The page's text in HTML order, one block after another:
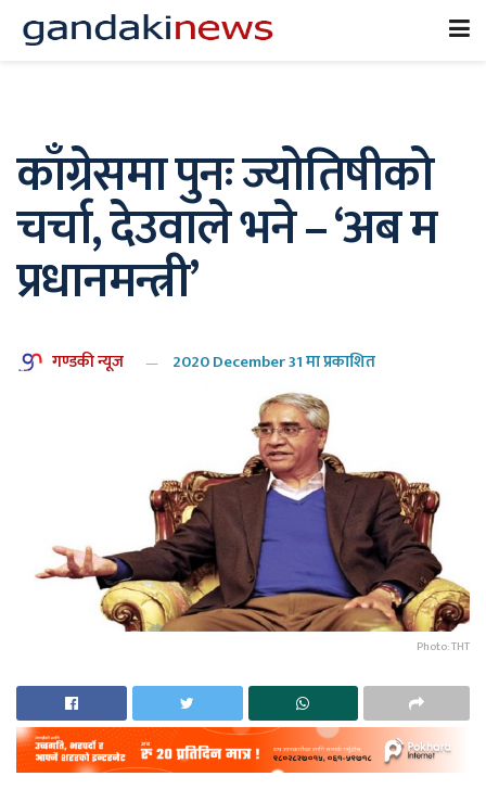
काँग्रेसमा पुनः ज्योतिषीको
चर्चा, देउवाले भने – ‘अब म
प्रधानमन्त्री’
गण्डकी न्यूज 2020 December 31 मा प्रकाशित
Photo: THT